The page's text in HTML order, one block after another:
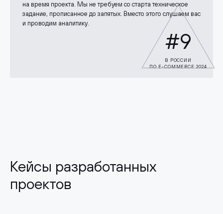
на время проекта. Мы не требуем со старта техническое
задание, прописанное до запятых. Вместо этого слушаем вас
и проводим аналитику.
#9
В РОССИИ
ПО E-COMMERCE 2024
Кейсы разработанных
проектов